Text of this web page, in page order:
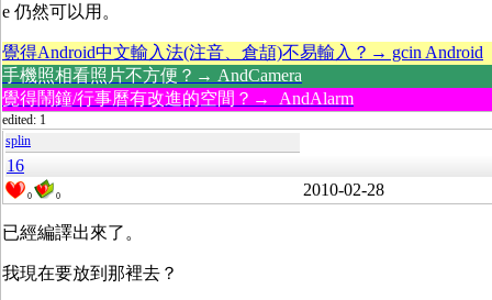
e 仍然可以用。
覺得Android中文輸入法(注音、倉頡)不易輸入？→ gcin Android
手機照相看照片不方便？→ AndCamera
覺得鬧鐘/行事曆有改進的空間？→ AndAlarm
edited: 1
splin
16
0 0 2010-02-28
已經編譯出來了。
我現在要放到那裡去？